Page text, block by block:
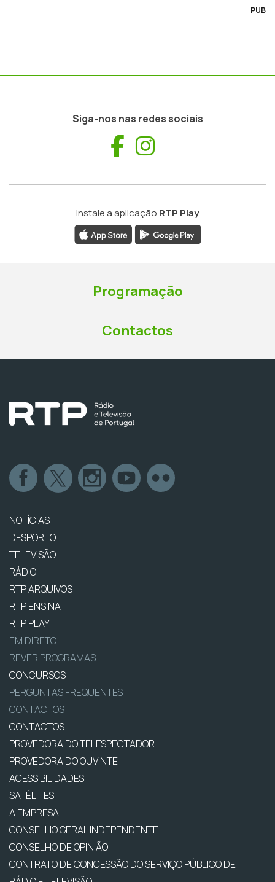
PUB
Siga-nos nas redes sociais
Facebook
Instale a aplicação RTP Play
Programação
Contactos
NOTÍCIAS
DESPORTO
TELEVISÃO
RÁDIO
RTP ARQUIVOS
RTP ENSINA
RTP PLAY
EM DIRETO
REVER PROGRAMAS
CONCURSOS
PERGUNTAS FREQUENTES
CONTACTOS
CONTACTOS
PROVEDORA DO TELESPECTADOR
PROVEDORA DO OUVINTE
ACESSIBILIDADES
SATÉLITES
A EMPRESA
CONSELHO GERAL INDEPENDENTE
CONSELHO DE OPINIÃO
CONTRATO DE CONCESSÃO DO SERVIÇO PÚBLICO DE